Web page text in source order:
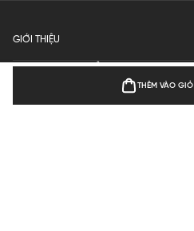
THÊM VÀO GIỎ
GIỚI THIỆU
QUY ĐỊNH HOẠT ĐỘNG